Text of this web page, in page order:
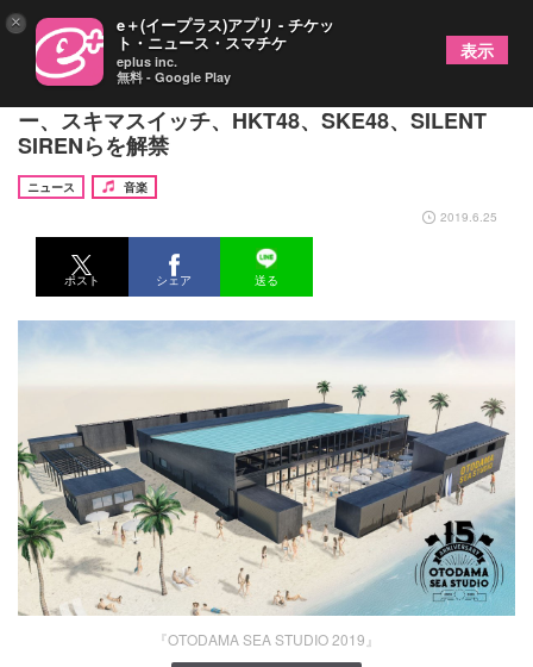
OTODAMA 15周年第5弾発表でゴールデンボンバ
ー、スキマスイッチ、HKT48、SKE48、SILENT
SIRENらを解禁
ニュース
音楽
2019.6.25
ポスト シェア 送る
『OTODAMA SEA STUDIO 2019』
× e＋(イープラス)アプリ - チケッ
ト・ニュース・スマチケ
eplus inc.
無料 - Google Play
表示